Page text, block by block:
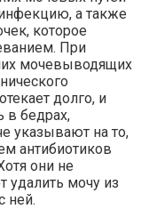
а также
которое
При
мочевыводящих
долго, и
в бедрах,
указывают на то,
антибиотиков
они не
мочу из
ней.